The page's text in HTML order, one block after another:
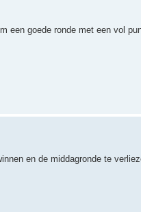
een goede ronde met een vol
en de middagronde te